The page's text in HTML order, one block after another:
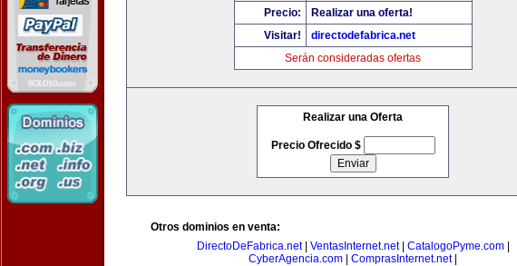
Precio:
Realizar una oferta!
Visitar!
directodefabrica.net
Serán consideradas ofertas
Realizar una Oferta
Precio Ofrecido $
Otros dominios en venta:
DirectoDeFabrica.net| VentasInternet.net| CatalogoPyme.com|
CyberAgencia.com
ComprasInternet.net|